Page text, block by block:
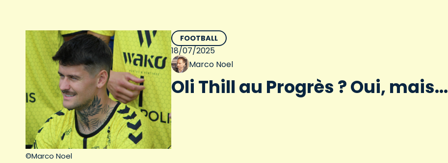
©Marco Noel
FOOTBALL
18/07/2025
Marco Noel
Oli Thill au Progrès ? Oui, mais…